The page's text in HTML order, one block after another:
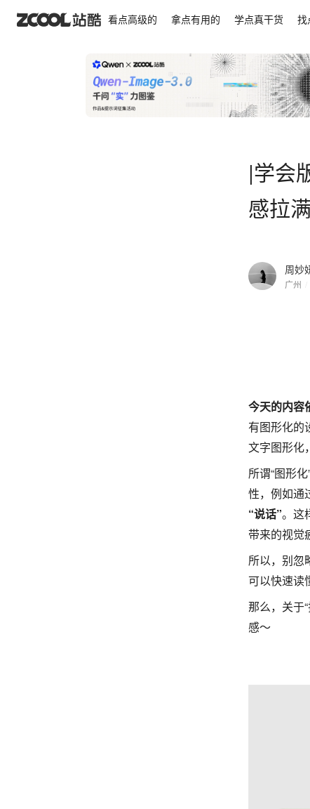
看点高级的 拿点有用的 学点真干货 找
|学会
感拉
周妙
广州
|学会版式的N个Tips| ✔️这排版微调一下，设计感拉
今天的内容
有图形化的
文字图形化
所谓“图形
性，例如通
“说话”。这
带来的视觉
所以，别忽
可以快速读
那么，关于
感～